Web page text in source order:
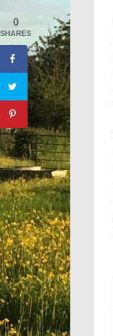
0
SHARES